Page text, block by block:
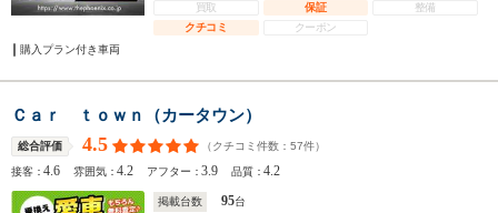
買取
保証
整備
クチコミ
クーポン
購入プラン付き車両
Ｃａｒ ｔｏｗｎ（カータウン）
総合評価 4.5 （クチコミ件数： 57件）
接客：4.6 雰囲気：4.2 アフター：3.9 品質：4.2
掲載台数 95台